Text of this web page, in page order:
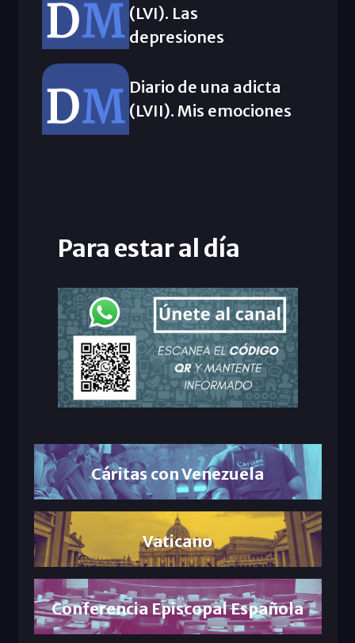
(LVI). Las
depresiones
Diario de una adicta
(LVII). Mis emociones
Para estar al día
Cáritas con Venezuela
Vaticano
Conferencia Episcopal Española